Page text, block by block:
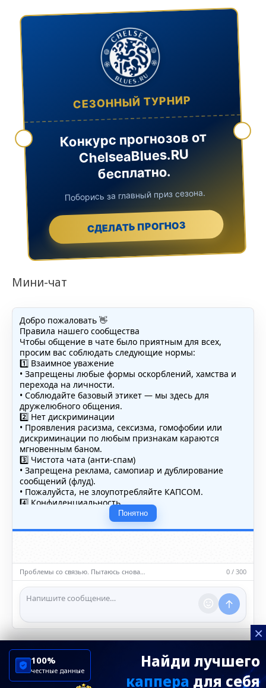
СЕЗОННЫЙ ТУРНИР
Конкурс прогнозов от
ChelseaBlues.RU
бесплатно.
Поборись за главный приз сезона.
СДЕЛАТЬ ПРОГНОЗ
Мини-чат
Добро пожаловать 👋
Правила нашего сообщества
Чтобы общение в чате было приятным для всех,
просим вас соблюдать следующие нормы:
1️⃣ Взаимное уважение
• Запрещены любые формы оскорблений, хамства и
перехода на личности.
• Соблюдайте базовый этикет — мы здесь для
дружелюбного общения.
2️⃣ Нет дискриминации
• Проявления расизма, сексизма, гомофобии или
дискриминации по любым признакам караются
мгновенным баном.
3️⃣ Чистота чата (анти-спам)
• Запрещена реклама, самопиар и дублирование
сообщений (флуд).
• Пожалуйста, не злоупотребляйте КАПСОМ.
4️⃣ Конфиденциальность
• Не публикуйте личные данные — свои или чужие
(телефоны, адреса, документы).
5️⃣ Уместность контента
насилию.
ℹ️ Модераторы и администраторы вправе удалять
сообщения и ограничивать доступ к чату при
нарушении правил.
Понятно
Проблемы со связью. Пытаюсь снова… 0 / 300
×
Найди лучшего
каппера для себя
100%
честные данные